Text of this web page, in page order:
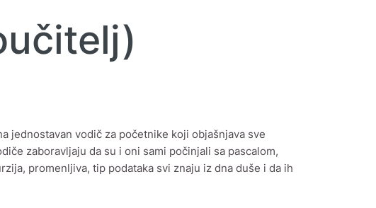
jednostavan vodič za početnike koji objašnjava sve
zaboravljaju da su i oni sami počinjali sa pascalom,
promenljiva, tip podataka svi znaju iz dna duše i da ih